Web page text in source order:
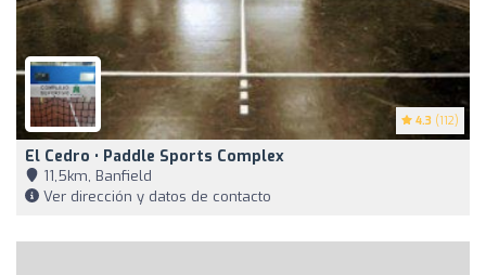
4.3 (112)
El Cedro • Paddle Sports Complex
11,5km, Banfield
Ver dirección y datos de contacto